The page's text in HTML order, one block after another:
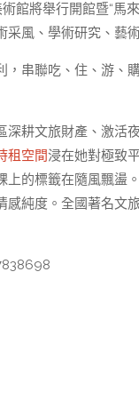
館將舉行開館暨“馬
風、學術研究、藝
串聯吃、住、游、
深耕文旅財產、激活
租空間浸在她對極致
的標籤在隨風飄
感純度。全國著名文